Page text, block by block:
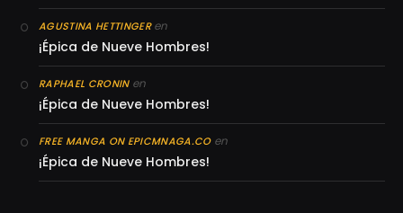
AGUSTINA HETTINGERen
¡Épica de Nueve Hombres!
RAPHAEL CRONINen
¡Épica de Nueve Hombres!
FREE MANGA ON EPICMNAGA.COen
¡Épica de Nueve Hombres!